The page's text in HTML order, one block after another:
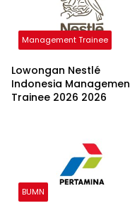
Management Trainee
Lowongan Nestlé
Indonesia
Trainee 2026 2026
BUMN